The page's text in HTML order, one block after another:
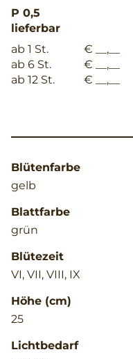
P 0,5
lieferbar
ab 1 St.
€ __,__
ab 6 St.
€ __,__
ab 12 St.
€ __,__
Blütenfarbe
gelb
Blattfarbe
grün
Blütezeit
VI, VII, VIII, IX
Höhe (cm)
25
Lichtbedarf